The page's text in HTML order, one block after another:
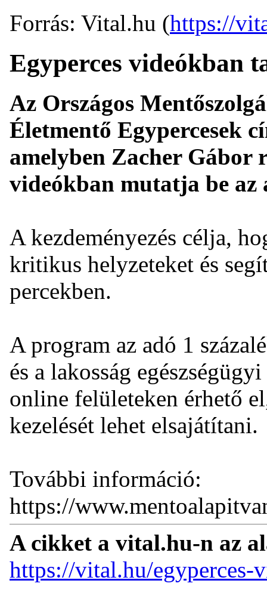
Forrás: Vital.hu (https://
Egyperces videókban
Az Országos
Életmentő Egypercesek
amelyben Zacher Gábor
videókban mutatja be az
A kezdeményezés célja,
kritikus helyzeteket és
percekben.
A program az adó 1
és a lakosság
online felületeken érhető
kezelését lehet elsajátítani.
További információ:
https://
A cikket a vital.hu-n az
https://vital.hu/egyperces-